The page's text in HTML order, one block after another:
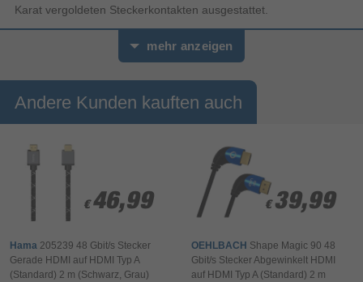
Karat vergoldeten Steckerkontakten ausgestattet.
mehr anzeigen
Andere Kunden kauften auch
€ 46,99
€ 46,99
Hama 205239 48 Gbit/s Stecker
Gerade HDMI auf HDMI Typ A
(Standard) 2 m (Schwarz, Grau)
€ 39,99
€ 39,99
OEHLBACH Shape Magic 90 48
Gbit/s Stecker Abgewinkelt HDMI
auf HDMI Typ A (Standard) 2 m